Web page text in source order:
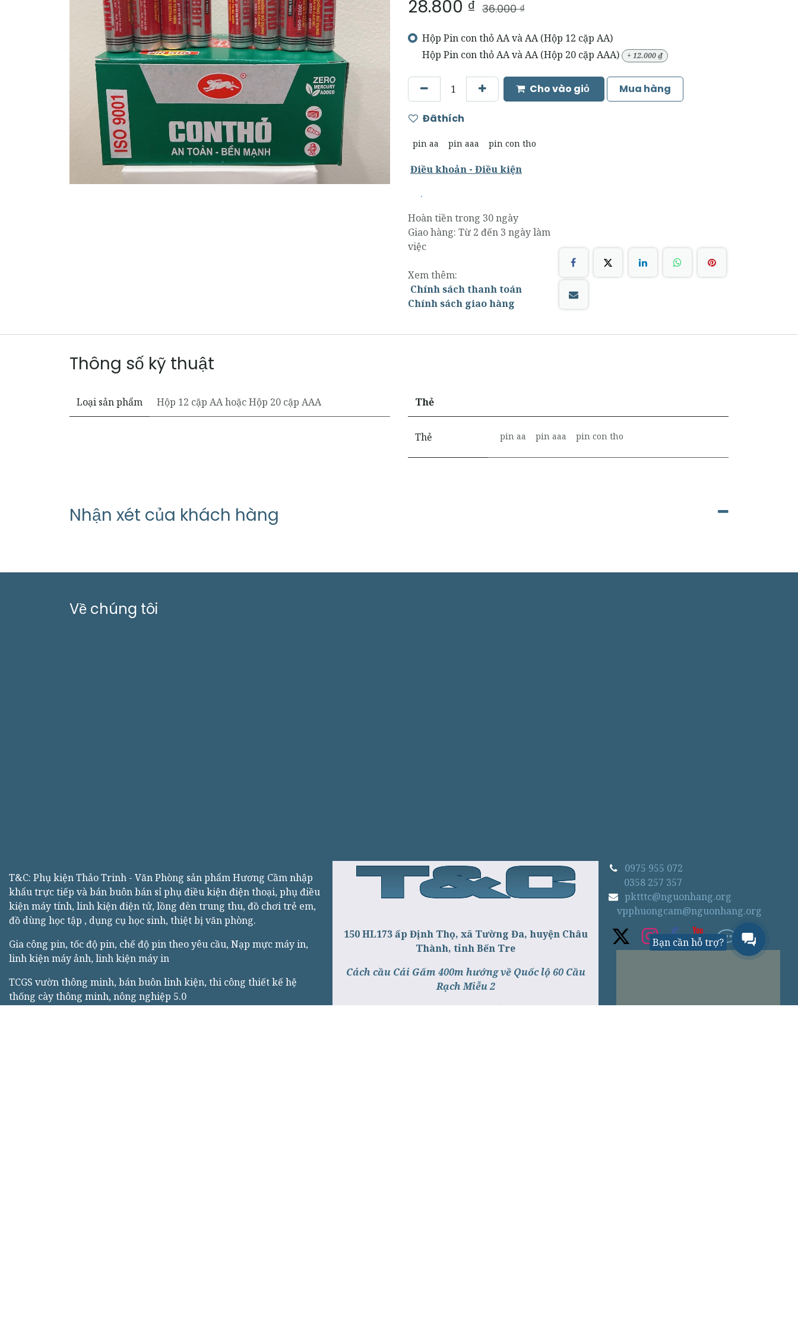
28.800 ₫ 36.000₫
Hộp Pin con thỏ AA và AA (Hộp 12 cặp AA)
Hộp Pin con thỏ AA và AA (Hộp 20 cặp AAA)
+ 12.000₫
Cho vào giỏ Mua hàng
Đãthích
pin aa pin aaa pin con tho
Điều khoản - Điều kiện
.
Hoàn tiền trong 30 ngày
Giao hàng: Từ 2 đến 3 ngày làm
việc
Xem thêm:
Chính sách thanh toán
Chính sách giao hàng
Thông số kỹ thuật
Loại sản phẩm Hộp 12 cặp AAhoặcHộp 20 cặp AAA Thẻ
Thẻ pin aa pin aaa pin con tho
Nhận xét của khách hàng
Về chúng tôi
T&C: Phụ kiện Thảo Trinh - Văn Phòng sản phẩm Hương Cầm nhập
khẩu trực tiếp và bán buôn bán sỉ phụ điều kiện điện thoại, phụ điều
kiện máy tính, linh kiện điện tử, lồng đèn trung thu, đồ chơi trẻ em,
đồ dùng học tập , dụng cụ học sinh, thiệt bị văn phòng.
Gia công pin, tốc độ pin, chế độ pin theo yêu cầu, Nạp mực máy in,
linh kiện máy ảnh, linh kiện máy in
TCGS vườn thông minh, bán buôn linh kiện, thi công thiết kế hệ
thống cày thông minh, nông nghiệp 5.0
150 HL173 ấp Định Thọ, xã Tường Đa, huyện Châu
Thành, tỉnh Bến Tre
Cách cầu Cái Gấm 400m hướng về Quốc lộ 60 Cầu
Rạch Miễu 2
0975 955 072
0358 257 357
pktttc@nguonhang.org
vpphuongcam@nguonhang.org
Bạn cần hỗ trợ?